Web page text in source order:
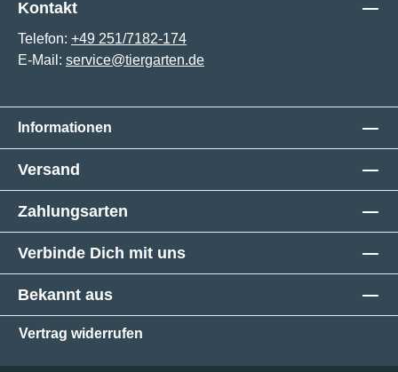
Kontakt
Telefon: +49 251/7182-174
E-Mail: service@tiergarten.de
Informationen
Versand
Zahlungsarten
Verbinde Dich mit uns
Bekannt aus
Vertrag widerrufen